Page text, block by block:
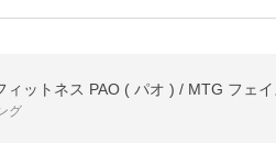
ィットネス PAO ( パオ ) / MTG フェ
グ